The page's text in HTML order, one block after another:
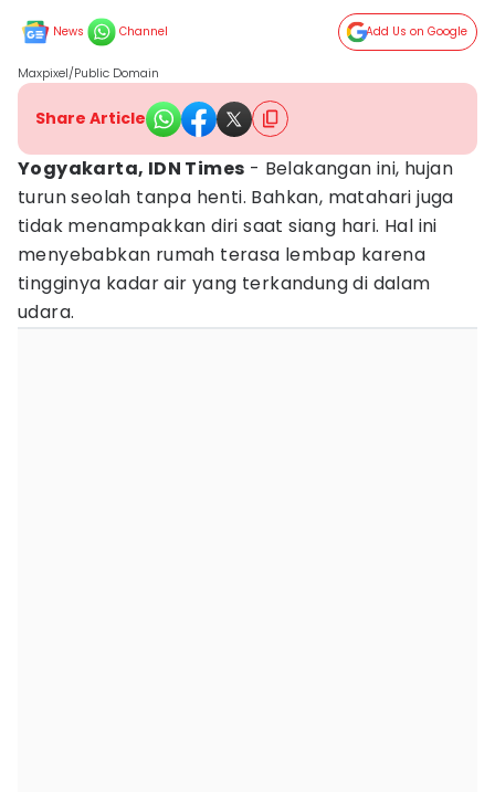
News Channel Add Us on Google
Maxpixel/Public Domain
Share Article
Yogyakarta, IDN Times - Belakangan ini, hujan
turun seolah tanpa henti. Bahkan, matahari juga
tidak menampakkan diri saat siang hari. Hal ini
menyebabkan rumah terasa lembap karena
tingginya kadar air yang terkandung di dalam
udara.